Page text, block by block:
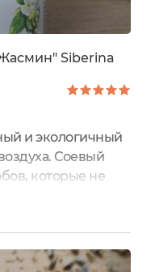
Siberina
и экологичный
Соевый
которые не
запаха, легко
и полностью
свечи